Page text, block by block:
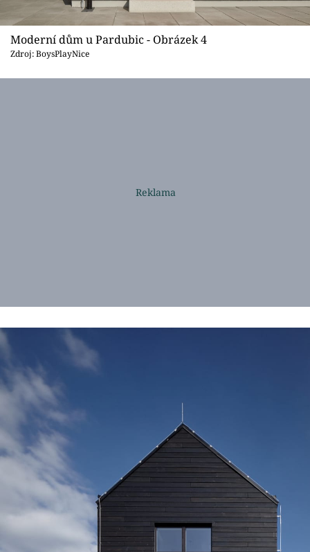
Moderní dům u Pardubic - Obrázek 4
Zdroj: BoysPlayNice